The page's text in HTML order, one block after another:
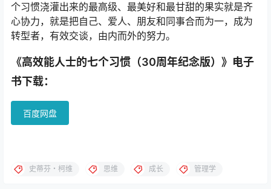
个习惯浇灌出来的最高级、最美好和最甘甜的果实就是齐
心协力，就是把自己、爱人、朋友和同事合而为一，成为
转型者，有效交谈，由内而外的努力。
《高效能人士的七个习惯（30周年纪念版）》电子
书下载：
百度网盘
史蒂芬・柯维 思维 成长 管理学